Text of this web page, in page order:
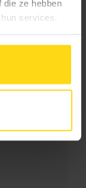
die ze hebben
services.